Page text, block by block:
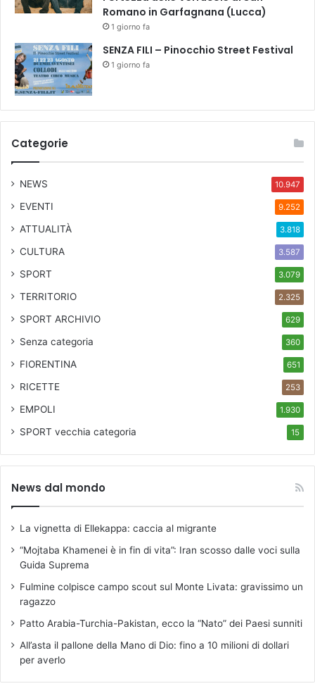
Romano in Garfagnana (Lucca)
1 giorno fa
SENZA FILI – Pinocchio Street Festival
1 giorno fa
Categorie
NEWS 10.947
EVENTI 9.252
ATTUALITÀ 3.818
CULTURA 3.587
SPORT 3.079
TERRITORIO 2.325
SPORT ARCHIVIO 629
Senza categoria 360
FIORENTINA 651
RICETTE 253
EMPOLI 1.930
SPORT vecchia categoria 15
News dal mondo
La vignetta di Ellekappa: caccia al migrante
“Mojtaba Khamenei è in fin di vita”: Iran scosso dalle voci sulla
Guida Suprema
Fulmine colpisce campo scout sul Monte Livata: gravissimo un
ragazzo
Patto Arabia-Turchia-Pakistan, ecco la “Nato” dei Paesi sunniti
All’asta il pallone della Mano di Dio: fino a 10 milioni di dollari
per averlo